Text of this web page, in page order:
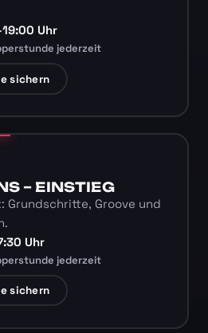
Uhr
jederzeit
sichern
– EINSTIEG
Groove und
Uhr
jederzeit
sichern